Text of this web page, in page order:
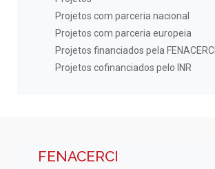
Projetos com parceria nacional
Projetos com parceria europeia
Projetos financiados pela FENACERCI
Projetos cofinanciados pelo INR
FENACERCI